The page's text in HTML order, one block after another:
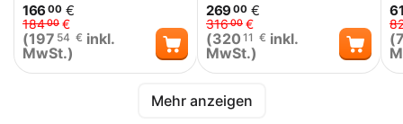
166 00 €
18400 €
(197 54 € inkl.
MwSt.)
26900 €
31600 €
(320 11 € inkl.
MwSt.)
(
Mehr anzeigen